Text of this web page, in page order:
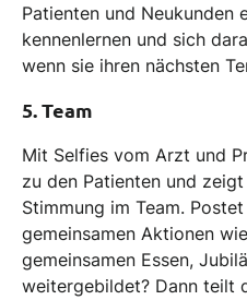
Patienten und Neukunden
kennenlernen und sich
wenn sie ihren nächsten
5. Team
Mit Selfies vom Arzt und
zu den Patienten und
Stimmung im Team.
gemeinsamen Aktionen
gemeinsamen Essen,
weitergebildet? Dann teilt